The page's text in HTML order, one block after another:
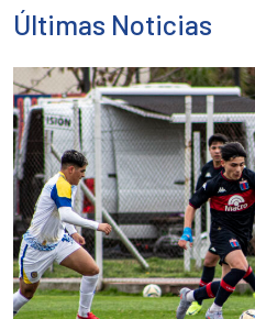
Últimas Noticias